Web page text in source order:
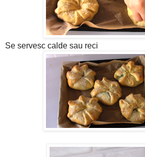
Se servesc calde sau reci